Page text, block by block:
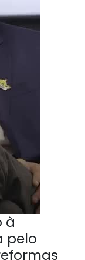
à
pelo